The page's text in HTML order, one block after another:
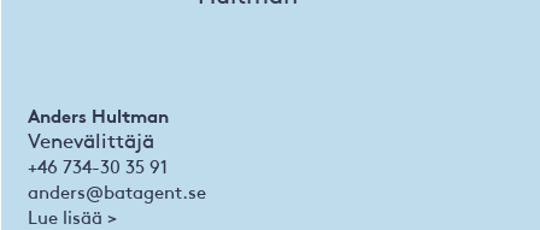
Anders Hultman
Venevälittäjä
+46 734-30 35 91
anders@batagent.se
Lue lisää >